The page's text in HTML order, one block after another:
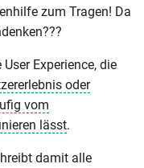
zum Tragen! Da
Experience, die
oder
vom
lässt.
damit alle